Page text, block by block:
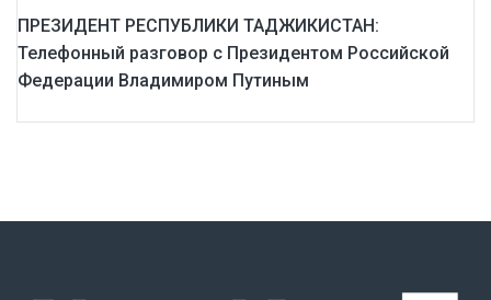
ПРЕЗИДЕНТ РЕСПУБЛИКИ ТАДЖИКИСТАН:
Телефонный разговор с Президентом Российской
Федерации Владимиром Путиным